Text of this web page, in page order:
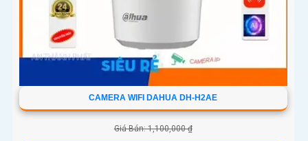
CAMERA WIFI DAHUA DH-H2AE
Giá Bán: 1,100,000 ₫